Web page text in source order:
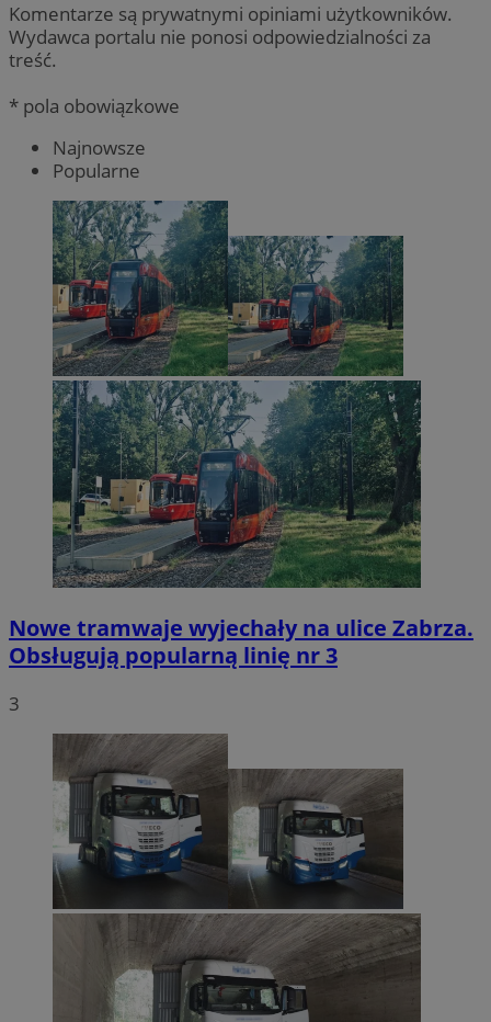
Komentarze są prywatnymi opiniami użytkowników.
Wydawca portalu nie ponosi odpowiedzialności za
treść.
* pola obowiązkowe
Najnowsze
Popularne
Nowe tramwaje wyjechały na ulice Zabrza.
Obsługują popularną linię nr 3
3